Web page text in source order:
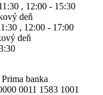
, 12:00 - 15:30
deň
, 12:00 - 17:00
deň
banka
0011 1583 1001